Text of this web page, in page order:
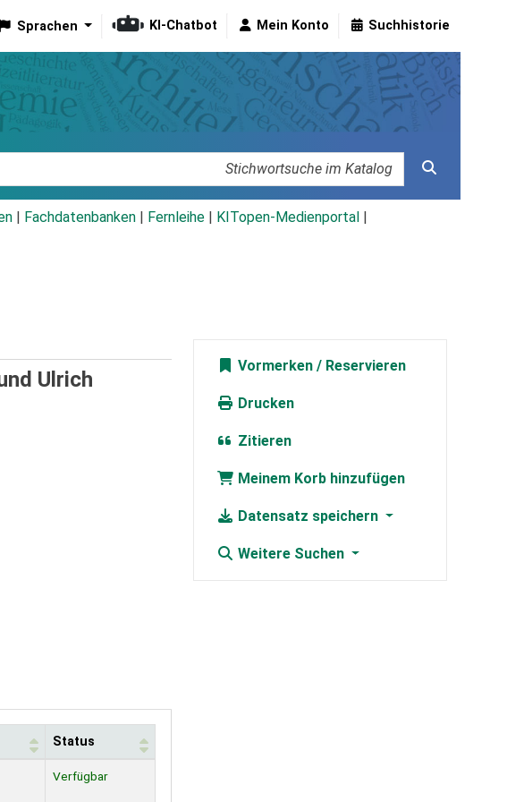
Sprachen KI-Chatbot Mein Konto Suchhistorie
Fachdatenbanken Fernleihe KITopen-Medienportal
Ulrich
Status
Verfügbar
Vormerken
Drucken
Zitieren
Meinem Korb hinzufügen
Datensatz speichern
Weitere Suchen